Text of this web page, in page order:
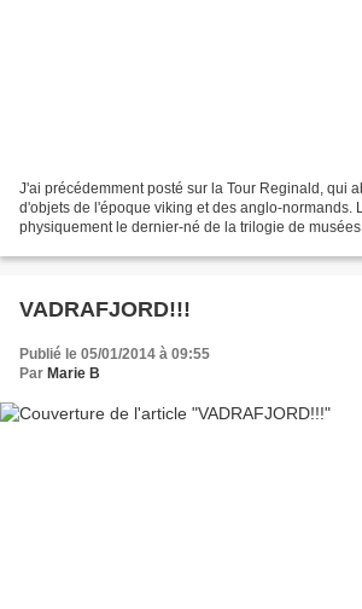
J'ai précédemment posté sur la Tour Reginald, qui
d'objets de l'époque viking et des anglo-normands.
physiquement le dernier-né de la trilogie de
VADRAFJORD!!!
Publié le 05/01/2014 à 09:55
Par Marie B